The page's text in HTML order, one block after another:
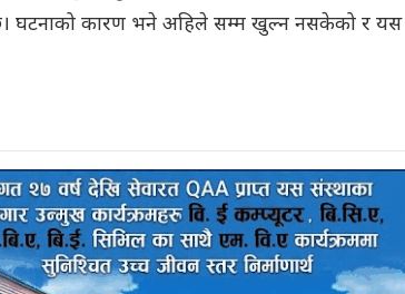
घटनाको कारण भने अहिले सम्म खुल्न नसकेको र